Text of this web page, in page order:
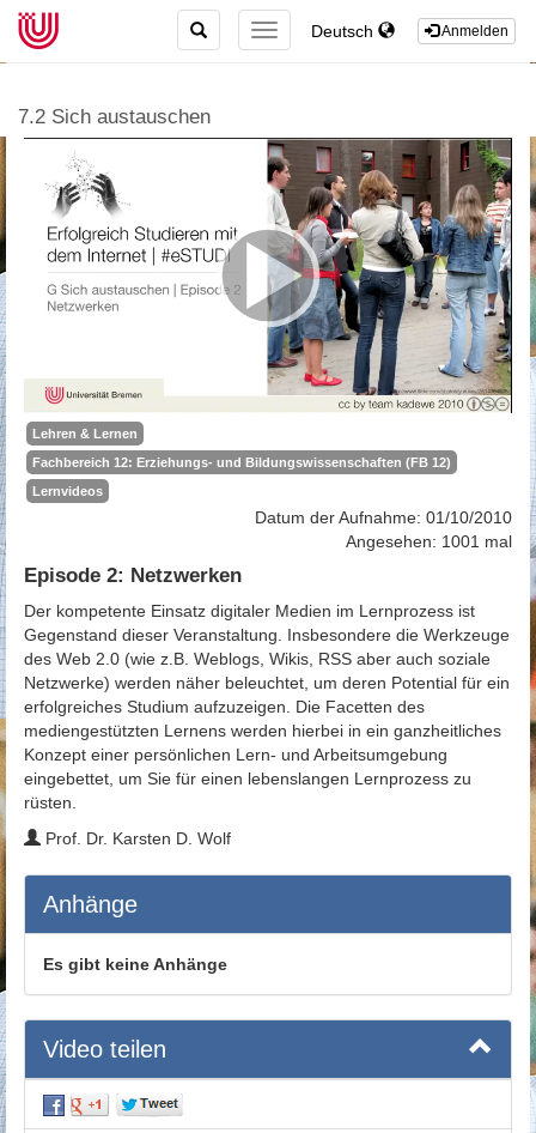
Anmelden
Deutsch
TOGGLE
NAVIGATION
TOGGLE
SEARCH
7.2 Sich austauschen
Lehren & Lernen
Fachbereich 12: Erziehungs- und Bildungswissenschaften (FB 12)
Lernvideos
Datum der Aufnahme: 01/10/2010
Angesehen: 1001 mal
Episode 2: Netzwerken
Der kompetente Einsatz digitaler Medien im Lernprozess ist
Gegenstand dieser Veranstaltung. Insbesondere die Werkzeuge
des Web 2.0 (wie z.B. Weblogs, Wikis, RSS aber auch soziale
Netzwerke) werden näher beleuchtet, um deren Potential für ein
erfolgreiches Studium aufzuzeigen. Die Facetten des
mediengestützten Lernens werden hierbei in ein ganzheitliches
Konzept einer persönlichen Lern- und Arbeitsumgebung
eingebettet, um Sie für einen lebenslangen Lernprozess zu
rüsten.
Prof. Dr. Karsten D. Wolf
Anhänge
Es gibt keine Anhänge
Video teilen